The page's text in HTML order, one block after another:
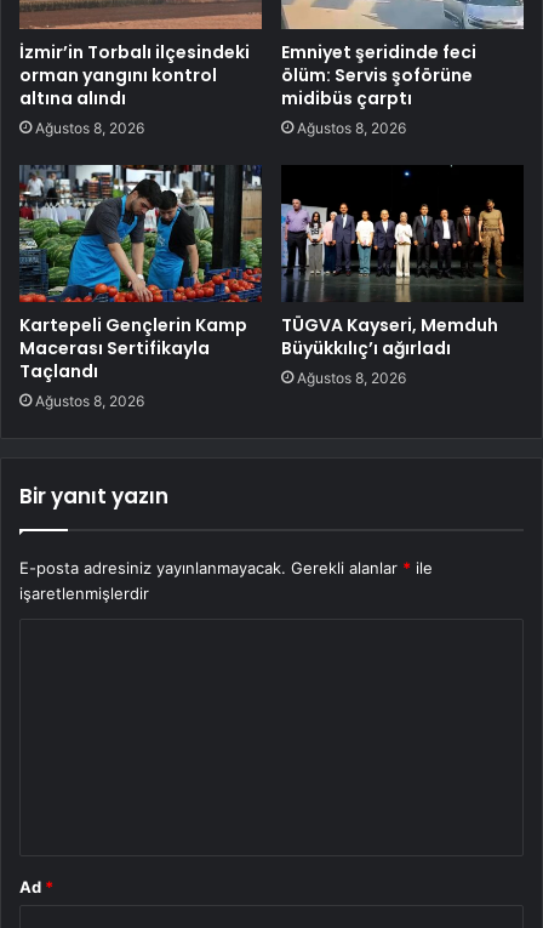
İzmir’in Torbalı ilçesindeki
orman yangını kontrol
altına alındı
Ağustos 8, 2026
Emniyet şeridinde feci
ölüm: Servis şoförüne
midibüs çarptı
Ağustos 8, 2026
Kartepeli Gençlerin Kamp
Macerası Sertifikayla
Taçlandı
Ağustos 8, 2026
TÜGVA Kayseri, Memduh
Büyükkılıç’ı ağırladı
Ağustos 8, 2026
Bir yanıt yazın
E-posta adresiniz yayınlanmayacak. Gerekli alanlar * ile
işaretlenmişlerdir
Ad *